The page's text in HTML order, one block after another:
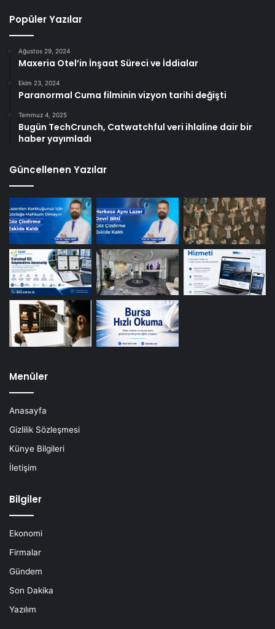
Popüler Yazılar
Ağustos 29, 2024
Maxeria Otel’in İnşaat Süreci ve İddialar
Ekim 23, 2024
Paranormal Cuma filminin vizyon tarihi değişti
Temmuz 4, 2025
Bugün TechCrunch, Catwatchful veri ihlaline dair bir
haber yayımladı
Güncellenen Yazılar
Menüler
Anasayfa
Gizlilik Sözleşmesi
Künye Bilgileri
İletişim
Bilgiler
Ekonomi
Firmalar
Gündem
Son Dakika
Yazılım